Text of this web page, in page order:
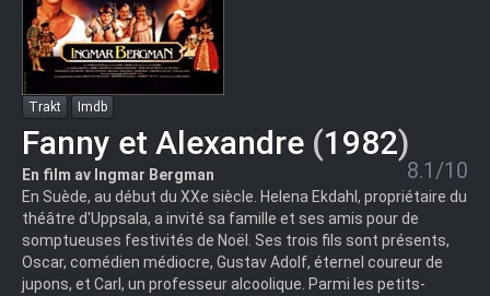
Trakt Imdb
Fanny et Alexandre (1982)
8.1/10
En film av Ingmar Bergman
En Suède, au début du XXe siècle. Helena Ekdahl, propriétaire du
théâtre d'Uppsala, a invité sa famille et ses amis pour de
somptueuses festivités de Noël. Ses trois fils sont présents,
Oscar, comédien médiocre, Gustav Adolf, éternel coureur de
jupons, et Carl, un professeur alcoolique. Parmi les petits-